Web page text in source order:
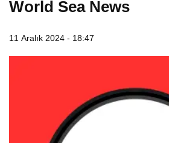
World Sea News
11 Aralık 2024 - 18:47